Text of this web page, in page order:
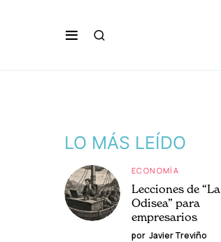
LO MÁS LEÍDO
ECONOMÍA
Lecciones de “La
Odisea” para
empresarios
por Javier Treviño